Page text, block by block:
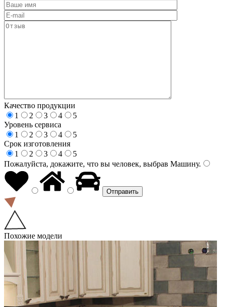
Качество продукции
1
2 3 4
5
Уровень сервиса
1
2 3 4
5
Срок изготовления
1
2 3 4
5
Пожалуйста, докажите, что вы человек, выбрав Машину.
Похожие модели